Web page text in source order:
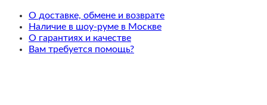
ClayО доставке, обмене и возврате
Наличие в шоу-руме в Москве
О гарантиях и качестве
Вам требуется помощь?